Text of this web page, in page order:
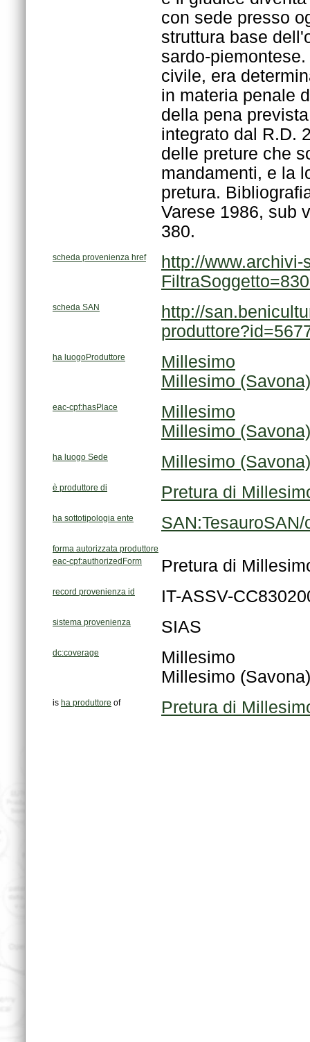
380.
scheda provenienza href
scheda SAN
ha luogoProduttore
Millesimo
Millesimo (Savona)
eac-cpf:hasPlace
Millesimo
Millesimo (Savona)
ha luogo Sede Millesimo (Savona)
è produttore di Pretura di
ha sottotipologia ente
forma autorizzata produttore
eac-cpf:authorizedForm
Pretura di
record provenienza id IT-ASSV-
sistema provenienza SIAS
dc:coverage
Millesimo
Millesimo (Savona)
is ha produttore of Pretura di